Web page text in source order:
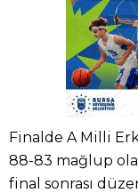
Finalde A Milli
88-83 mağlup
final sonrası